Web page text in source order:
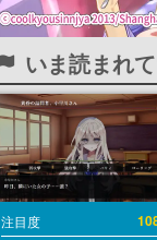
いま読まれ
注目度